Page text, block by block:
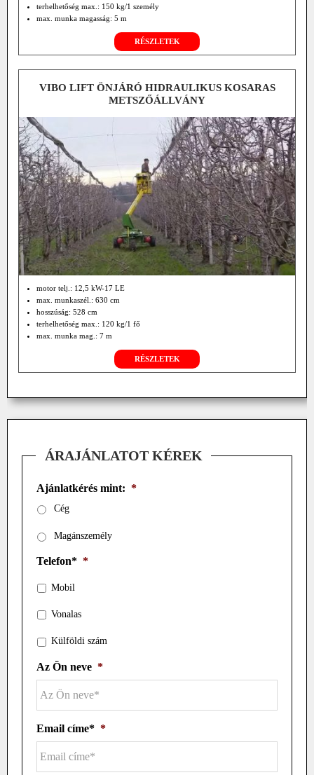
terhelhetőség max.: 150 kg/1 személy
max. munka magasság: 5 m
oldalkinyúlás középről jobbra-balra: 36°-36°
RÉSZLETEK
VIBO LIFT ÖNJÁRÓ HIDRAULIKUS KOSARAS
METSZŐÁLLVÁNY
motor telj.: 12,5 kW-17 LE
max. munkaszél.: 630 cm
hosszúság: 528 cm
terhelhetőség max.: 120 kg/1 fő
max. munka mag.: 7 m
munka seb.: 1 km/h
RÉSZLETEK
ÁRAJÁNLATOT KÉREK
Ajánlatkérés mint: *
Cég
Magánszemély
Telefon* *
Mobil
Vonalas
Külföldi szám
Az Ön neve *
Email címe* *